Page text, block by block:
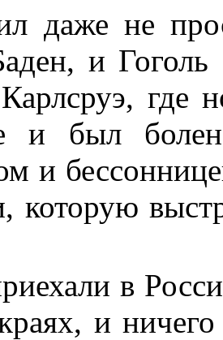
даже не
и
где
и был
и
которую
в
и